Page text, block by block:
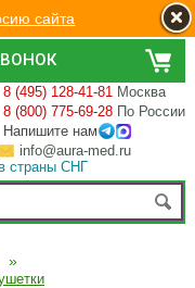
8 (495) 128-41-81 Москва
8 (800) 775-69-28 По России
Напишите нам
info@aura-med.ru
страны СНГ
»
сайта